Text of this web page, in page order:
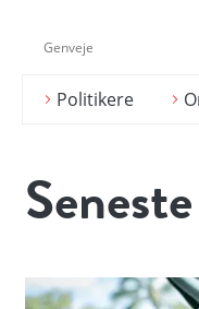
Genveje
Politikere